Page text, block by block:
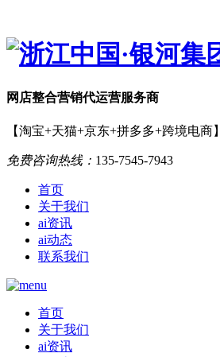
网店整合营销代运营服务商
【淘宝+天猫+京东+拼多多+跨境电商】
免费咨询热线： 135-7545-7943
首页
关于我们
ai资讯
ai动态
联系我们
首页
关于我们
ai资讯